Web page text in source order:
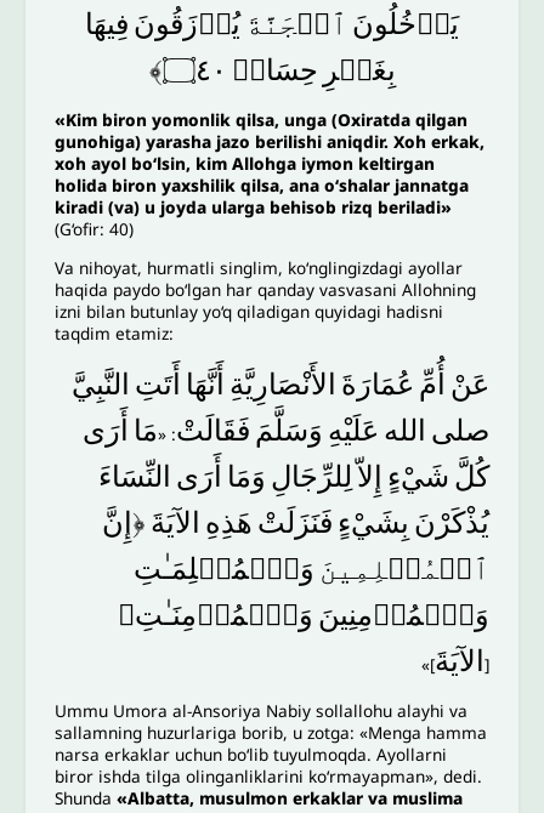
یَدۡخُلُونَ ٱلۡجَنَّةَ یُرۡزَقُونَ فِیهَا
بِغَیۡرِ حِسَابࣲ ۝٤٠﴾
«Kim biron yomonlik qilsa, unga (Oxiratda qilgan
gunohiga) yarasha jazo berilishi aniqdir. Xoh erkak,
xoh ayol bo‘lsin, kim Allohga iymon keltirgan
holida biron yaxshilik qilsa, ana o‘shalar jannatga
kiradi (va) u joyda ularga behisob rizq beriladi»
(G‘ofir: 40)
Va nihoyat, hurmatli singlim, ko‘nglingizdagi ayollar
haqida paydo bo‘lgan har qanday vasvasani Allohning
izni bilan butunlay yo‘q qiladigan quyidagi hadisni
taqdim etamiz:
عَنْ أُمِّ عُمَارَةَ الأَنْصَارِيَّةِ أَنَّهَا أَتَتِ النَّبِيَّ
صلى الله عَلَيْهِ وَسَلَّمَ فَقَالَتْ: «مَا أَرَى
كُلَّ شَيْءٍ إِلاّ لِلرِّجَالِ وَمَا أَرَى النِّسَاءَ
يُذْكَرْنَ بِشَيْءٍ فَنَزَلَتْ هَذِهِ الآيَةَ ﴿إِنَّ
ٱلۡمُسۡلِمِینَ وَٱلۡمُسۡلِمَـٰتِ
وَٱلۡمُؤۡمِنِینَ وَٱلۡمُؤۡمِنَـٰتِ﴾
[ الآيَةَ]»
Ummu Umora al-Ansoriya Nabiy sollallohu alayhi va
sallamning huzurlariga borib, u zotga: «Menga hamma
narsa erkaklar uchun bo‘lib tuyulmoqda. Ayollarni
biror ishda tilga olinganliklarini koʻrmayapman», dedi.
Shunda«Albatta, musulmon erkaklar va muslima